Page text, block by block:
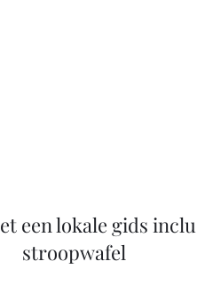
een lokale gids
stroopwafel